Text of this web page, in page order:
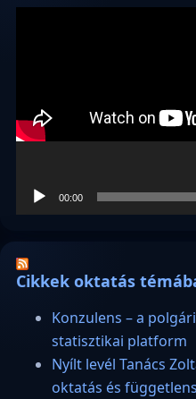
00:00
Cikkek oktatás
Konzulens – a
statisztikai platform
Nyílt levél Tanács
oktatás és